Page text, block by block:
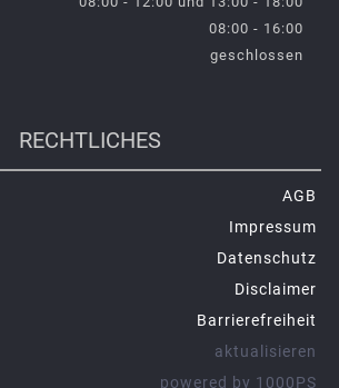
08:00 - 16:00
geschlossen
RECHTLICHES
AGB
Impressum
Datenschutz
Disclaimer
Barrierefreiheit
aktualisieren
powered by 1000PS